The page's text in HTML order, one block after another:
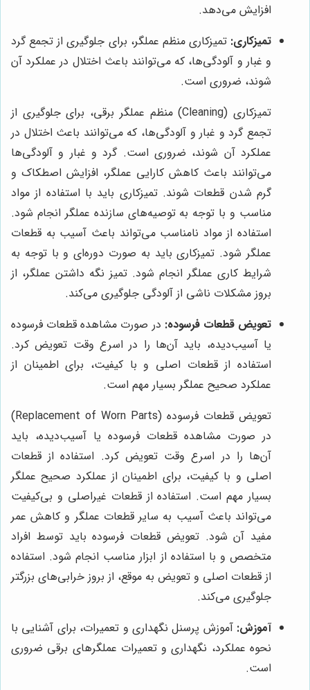
افزایش می‌دهد.
تمیزکاری: تمیزکاری منظم عملگر، برای جلوگیری از تجمع گرد
و غبار و آلودگی‌ها، که می‌توانند باعث اختلال در عملکرد آن
شوند، ضروری است.
تمیزکاری (Cleaning) منظم عملگر برقی، برای جلوگیری از
تجمع گرد و غبار و آلودگی‌ها، که می‌توانند باعث اختلال در
عملکرد آن شوند، ضروری است. گرد و غبار و آلودگی‌ها
می‌توانند باعث کاهش کارایی عملگر، افزایش اصطکاک و
گرم شدن قطعات شوند. تمیزکاری باید با استفاده از مواد
مناسب و با توجه به توصیه‌های سازنده عملگر انجام شود.
استفاده از مواد نامناسب می‌تواند باعث آسیب به قطعات
عملگر شود. تمیزکاری باید به صورت دوره‌ای و با توجه به
شرایط کاری عملگر انجام شود. تمیز نگه داشتن عملگر، از
بروز مشکلات ناشی از آلودگی جلوگیری می‌کند.
تعویض قطعات فرسوده: در صورت مشاهده قطعات فرسوده
یا آسیب‌دیده، باید آن‌ها را در اسرع وقت تعویض کرد.
استفاده از قطعات اصلی و با کیفیت، برای اطمینان از
عملکرد صحیح عملگر بسیار مهم است.
تعویض قطعات فرسوده (Replacement of Worn Parts)
در صورت مشاهده قطعات فرسوده یا آسیب‌دیده، باید
آن‌ها را در اسرع وقت تعویض کرد. استفاده از قطعات
اصلی و با کیفیت، برای اطمینان از عملکرد صحیح عملگر
بسیار مهم است. استفاده از قطعات غیراصلی و بی‌کیفیت
می‌تواند باعث آسیب به سایر قطعات عملگر و کاهش عمر
مفید آن شود. تعویض قطعات فرسوده باید توسط افراد
متخصص و با استفاده از ابزار مناسب انجام شود. استفاده
از قطعات اصلی و تعویض به موقع، از بروز خرابی‌های بزرگتر
جلوگیری می‌کند.
آموزش: آموزش پرسنل نگهداری و تعمیرات، برای آشنایی با
نحوه عملکرد، نگهداری و تعمیرات عملگرهای برقی ضروری
است.